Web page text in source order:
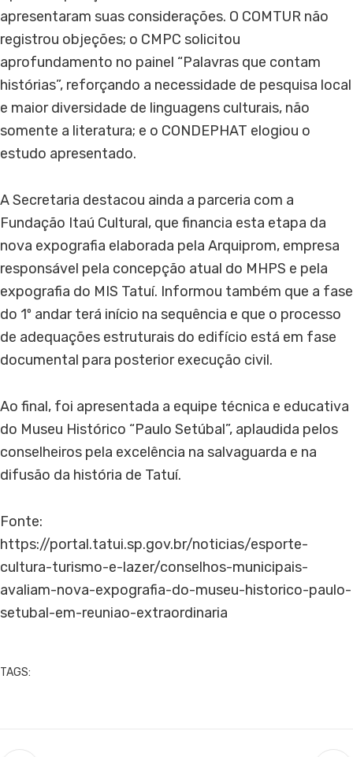
apresentaram suas considerações. O COMTUR não
registrou objeções; o CMPC solicitou
aprofundamento no painel “Palavras que contam
histórias”, reforçando a necessidade de pesquisa local
e maior diversidade de linguagens culturais, não
somente a literatura; e o CONDEPHAT elogiou o
estudo apresentado.
A Secretaria destacou ainda a parceria com a
Fundação Itaú Cultural, que financia esta etapa da
nova expografia elaborada pela Arquiprom, empresa
responsável pela concepção atual do MHPS e pela
expografia do MIS Tatuí. Informou também que a fase
do 1º andar terá início na sequência e que o processo
de adequações estruturais do edifício está em fase
documental para posterior execução civil.
Ao final, foi apresentada a equipe técnica e educativa
do Museu Histórico “Paulo Setúbal”, aplaudida pelos
conselheiros pela excelência na salvaguarda e na
difusão da história de Tatuí.
Fonte:
https://portal.tatui.sp.gov.br/noticias/esporte-
cultura-turismo-e-lazer/conselhos-municipais-
avaliam-nova-expografia-do-museu-historico-paulo-
setubal-em-reuniao-extraordinaria
TAGS: